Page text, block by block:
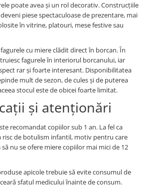
poate avea și un rol decorativ. Construcțiile
piese spectaculoase de prezentare, mai
în vitrine, platouri, mese festive sau
cu miere clădit direct în borcan. În
fagurele în interiorul borcanului, iar
rar și foarte interesant. Disponibilitatea
mult de sezon, de cules și de puterea
stocul este de obicei foarte limitat.
și atenționări
recomandat copiilor sub 1 an. La fel ca
risc de botulism infantil, motiv pentru care
nu se ofere miere copiilor mai mici de 12
apicole trebuie să evite consumul de
sfatul medicului înainte de consum.